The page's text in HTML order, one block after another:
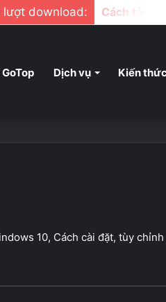
lượt download: Cách tải
Dịch vụ Kiến
10, Cách cài đặt, tùy